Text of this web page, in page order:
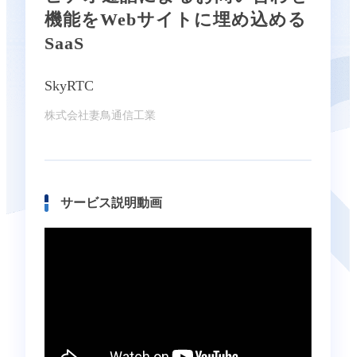
機能をWebサイトに埋め込める
SaaS
SkyRTC
株式会社妻鳥通信工業
サービス説明動画